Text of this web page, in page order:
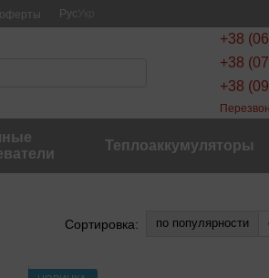
оферты Рус
+38
+38
+38
Теплоаккумуляторы
Сортировка: по популярности